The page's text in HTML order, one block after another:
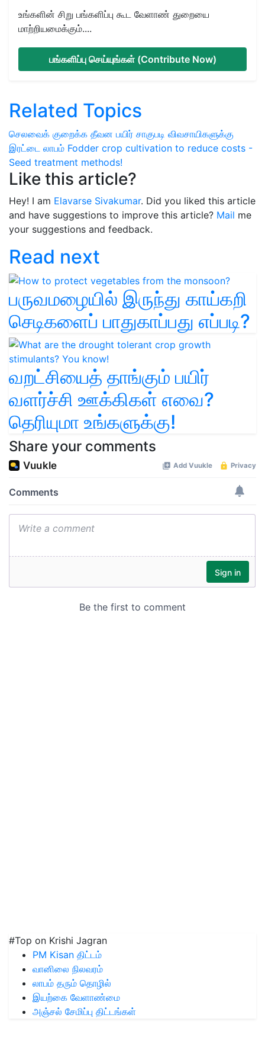
உங்களின் சிறு பங்களிப்பு கூட வேளாண் துறையை
மாற்றியமைக்கும்....
பங்களிப்பு செய்யுங்கள் (Contribute Now)
Related Topics
செலவைக் குறைக்க தீவன பயிர் சாகுபடி விவசாயிகளுக்கு
இரட்டை லாபம் Fodder crop cultivation to reduce costs -
Seed treatment methods!
Like this article?
Hey! I am Elavarse Sivakumar. Did you liked this article
and have suggestions to improve this article? Mail me
your suggestions and feedback.
Read next
பருவமழையில் இருந்து காய்கறி
செடிகளைப் பாதுகாப்பது எப்படி?
வறட்சியைத் தாங்கும் பயிர்
வளர்ச்சி ஊக்கிகள் எவை?
தெரியுமா உங்களுக்கு!
Share your comments
#Top on Krishi Jagran
PM Kisan திட்டம்
வானிலை நிலவரம்
லாபம் தரும் தொழில்
இயற்கை வேளாண்மை
அஞ்சல் சேமிப்பு திட்டங்கள்